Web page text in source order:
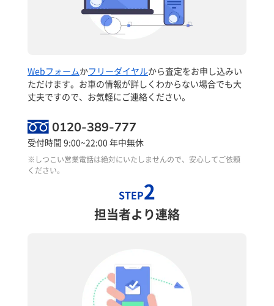
Webフォームかフリーダイヤルから査定をお申し込みい
ただけます。お車の情報が詳しくわからない場合でも大
丈夫ですので、お気軽にご連絡ください。
0120-389-777
受付時間 9:00~22:00 年中無休
※しつこい営業電話は絶対にいたしませんので、安心してご依頼
ください。
STEP2
担当者より連絡